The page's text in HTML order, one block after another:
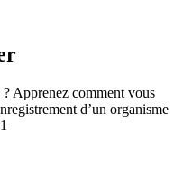
Apprenez comment vous
d’un organisme